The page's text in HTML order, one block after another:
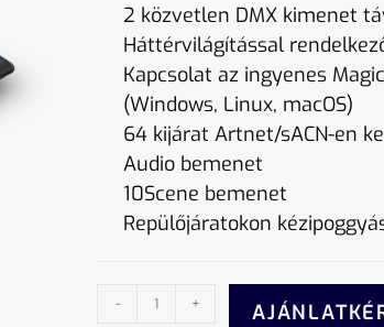
2 közvetlen DMX kimenet
Háttérvilágítással
Kapcsolat az ingyenes
(Windows, Linux, macOS)
64 kijárat Artnet/sACN-en
Audio bemenet
10Scene bemenet
Repülőjáratokon
- +